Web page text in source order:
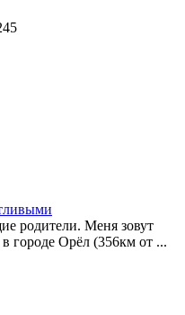
родители. Меня зовут
городе Орёл (356км от ...